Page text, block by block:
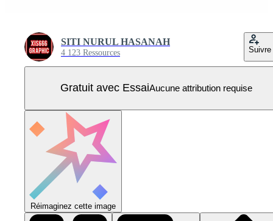
SITI NURUL HASANAH
4 123 Ressources Suivre
Gratuit avec EssaiAucune attribution requise
Réimaginez cette image